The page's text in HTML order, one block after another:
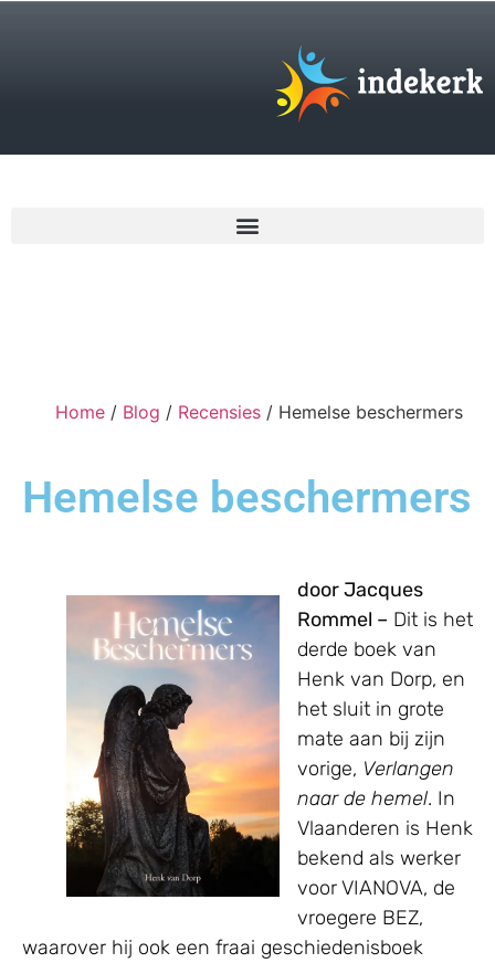
Home / Blog / Recensies / Hemelse beschermers
Hemelse beschermers
door Jacques
Rommel – Dit is het
derde boek van
Henk van Dorp, en
het sluit in grote
mate aan bij zijn
vorige, Verlangen
naar de hemel. In
Vlaanderen is Henk
bekend als werker
voor VIANOVA, de
vroegere BEZ,
waarover hij ook een fraai geschiedenisboek